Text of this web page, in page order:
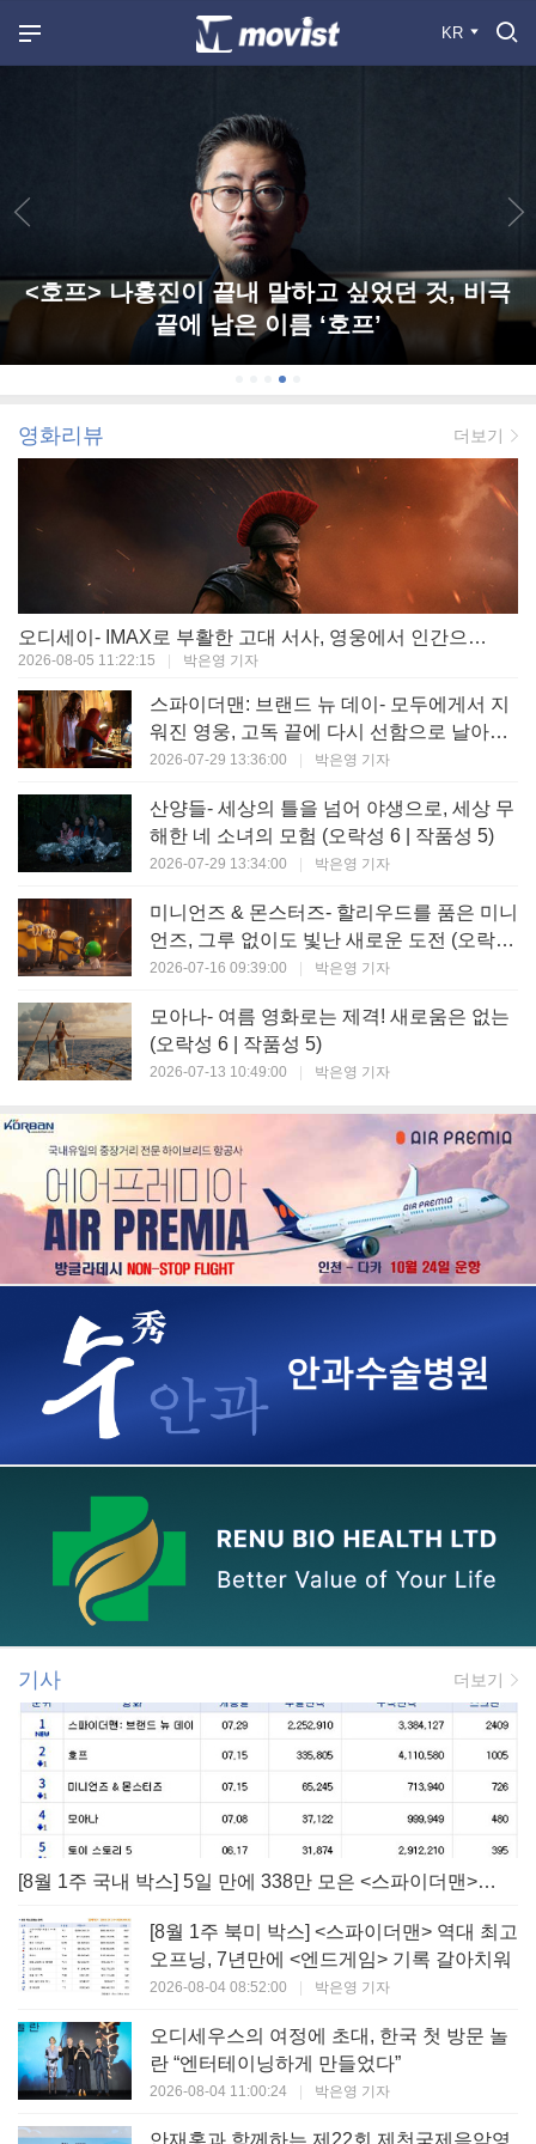
KR
<호프> 나홍진이 끝내 말하고 싶었던 것, 비극
끝에 남은 이름 ‘호프’
영화리뷰 더보기
오디세이- IMAX로 부활한 고대 서사, 영웅에서 인간으로의 귀환 (오락성 9 | 작품성 9)
2026-08-05 11:22:15 박은영 기자
스파이더맨: 브랜드 뉴 데이- 모두에게서 지
워진 영웅, 고독 끝에 다시 선함으로 날아오
르다 (오락성 8 | 작품성 8)
2026-07-29 13:36:00 박은영 기자
산양들- 세상의 틀을 넘어 야생으로, 세상 무
해한 네 소녀의 모험 (오락성 6 | 작품성 5)
2026-07-29 13:34:00 박은영 기자
미니언즈 & 몬스터즈- 할리우드를 품은 미니
언즈, 그루 없이도 빛난 새로운 도전 (오락성
7 | 작품성 6)
2026-07-16 09:39:00 박은영 기자
모아나- 여름 영화로는 제격! 새로움은 없는
(오락성 6 | 작품성 5)
2026-07-13 10:49:00 박은영 기자
기사 더보기
[8월 1주 국내 박스] 5일 만에 338만 모은 <스파이더맨> 극장가 235% 대반등, <호프>는 400만 돌파
[8월 1주 북미 박스] <스파이더맨> 역대 최고
오프닝, 7년만에 <엔드게임> 기록 갈아치워
2026-08-04 08:52:00 | 박은영 기자
오디세우스의 여정에 초대, 한국 첫 방문 놀
란 “엔터테이닝하게 만들었다”
2026-08-04 11:00:24 | 박은영 기자
안재홍과 함께하는 제22회 제천국제음악영